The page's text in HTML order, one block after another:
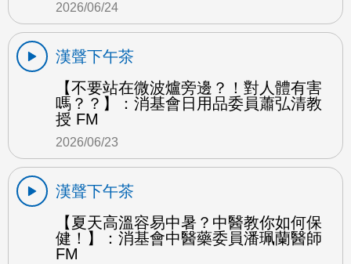
2026/06/24
漢聲下午茶
【不要站在微波爐旁邊？！對人體有害
嗎？？】：消基會日用品委員蕭弘清教
授 FM
2026/06/23
漢聲下午茶
【夏天高溫容易中暑？中醫教你如何保
健！】：消基會中醫藥委員潘珮蘭醫師
FM